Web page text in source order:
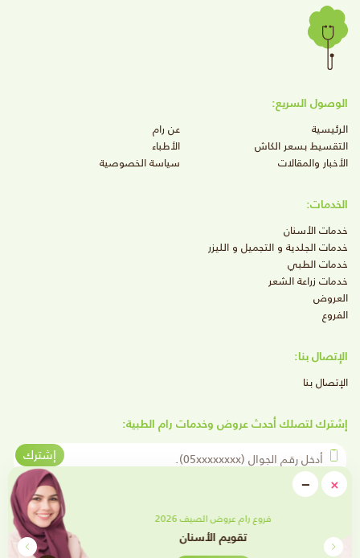
×
close−
Minimize
فروع رام عروض الصيف 2026
تقويم الأسنان
الوصول السريع:
الرئيسية
عن رام
التقسيط بسعر الكاش
الأطباء
الأخبار والمقالات
سياسة الخصوصية
الخدمات:
خدمات الأسنان
خدمات الجلدية و التجميل و الليزر
خدمات الطبي
خدمات زراعة الشعر
العروض
الفروع
الإتصال بنا:
الإتصال بنا
إشترك لتصلك أحدث عروض وخدمات رام الطبية:
أدخل رقم الجوال
إشترك